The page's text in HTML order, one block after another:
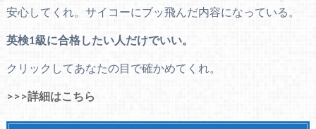
安心してくれ。サイコーにブッ飛んだ内容になっている。
英検1級に合格したい人だけでいい。
クリックしてあなたの目で確かめてくれ。
>>>詳細はこちら